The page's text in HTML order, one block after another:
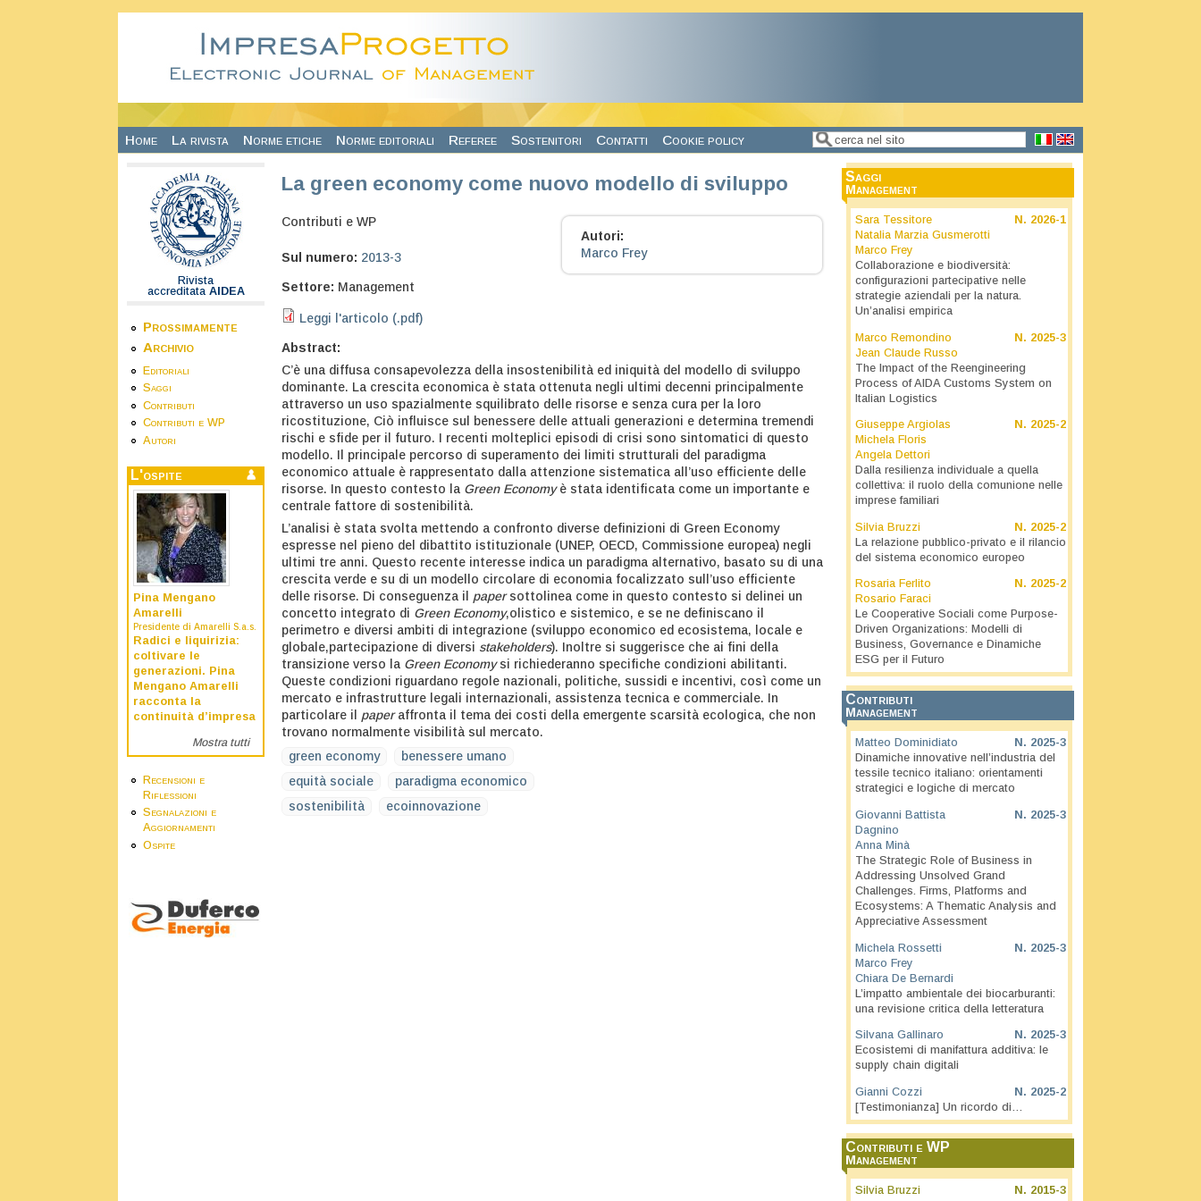
Home La rivista Norme etiche Norme editoriali Referee Sostenitori Contatti Cookie policy Form di ricerca
Cerca
Rivista
accreditata AIDEA
Prossimamente
Archivio
Editoriali
Saggi
Contributi
Contributi e WP
Autori
L'ospite
Pina Mengano
Amarelli
Presidente di Amarelli S.a.s.
Radici e liquirizia:
coltivare le
generazioni. Pina
Mengano Amarelli
racconta la
continuità d’impresa
Mostra tutti
Recensioni e
Riflessioni
Segnalazioni e
Aggiornamenti
Ospite
La green economy come nuovo modello di sviluppo
Contributi e WP
Sul numero: 2013-3
Settore: Management
Autori:
Marco Frey
Leggi l'articolo (.pdf)
Abstract:
C’è una diffusa consapevolezza della insostenibilità ed iniquità del modello di sviluppo
dominante. La crescita economica è stata ottenuta negli ultimi decenni principalmente
attraverso un uso spazialmente squilibrato delle risorse e senza cura per la loro
ricostituzione, Ciò influisce sul benessere delle attuali generazioni e determina tremendi
rischi e sfide per il futuro. I recenti molteplici episodi di crisi sono sintomatici di questo
modello. Il principale percorso di superamento dei limiti strutturali del paradigma
economico attuale è rappresentato dalla attenzione sistematica all’uso efficiente delle
risorse. In questo contesto la Green Economyè stata identificata come un importante e
centrale fattore di sostenibilità.
L’analisi è stata svolta mettendo a confronto diverse definizioni di Green Economy
espresse nel pieno del dibattito istituzionale (UNEP, OECD, Commissione europea) negli
ultimi tre anni. Questo recente interesse indica un paradigma alternativo, basato su di una
crescita verde e su di un modello circolare di economia focalizzato sull’uso efficiente
delle risorse. Di conseguenza il papersottolinea come in questo contesto si delinei un
concetto integrato di Green Economy,olistico e sistemico, e se ne definiscano il
perimetro e diversi ambiti di integrazione (sviluppo economico ed ecosistema, locale e
globale,partecipazione di diversi stakeholders). Inoltre si suggerisce che ai fini della
transizione verso la Green Economysi richiederanno specifiche condizioni abilitanti.
Queste condizioni riguardano regole nazionali, politiche, sussidi e incentivi, così come un
mercato e infrastrutture legali internazionali, assistenza tecnica e commerciale. In
particolare il paperaffronta il tema dei costi della emergente scarsità ecologica, che non
trovano normalmente visibilità sul mercato.
green economy
benessere umano
equità sociale
paradigma economico
sostenibilità
ecoinnovazione
Saggi
Management
N. 2026-1
Sara Tessitore
Natalia Marzia Gusmerotti
Marco Frey
Collaborazione e biodiversità:
configurazioni partecipative nelle
strategie aziendali per la natura.
Un’analisi empirica
N. 2025-3
Marco Remondino
Jean Claude Russo
The Impact of the Reengineering
Process of AIDA Customs System on
Italian Logistics
N. 2025-2
Giuseppe Argiolas
Michela Floris
Angela Dettori
Dalla resilienza individuale a quella
collettiva: il ruolo della comunione nelle
imprese familiari
N. 2025-2
Silvia Bruzzi
La relazione pubblico-privato e il rilancio
del sistema economico europeo
N. 2025-2
Rosaria Ferlito
Rosario Faraci
Le Cooperative Sociali come Purpose-
Driven Organizations: Modelli di
Business, Governance e Dinamiche
ESG per il Futuro
Contributi
Management
N. 2025-3
Matteo Dominidiato
Dinamiche innovative nell’industria del
tessile tecnico italiano: orientamenti
strategici e logiche di mercato
N. 2025-3
Giovanni Battista
Dagnino
Anna Minà
The Strategic Role of Business in
Addressing Unsolved Grand
Challenges. Firms, Platforms and
Ecosystems: A Thematic Analysis and
Appreciative Assessment
N. 2025-3
Michela Rossetti
Marco Frey
Chiara De Bernardi
L’impatto ambientale dei biocarburanti:
una revisione critica della letteratura
N. 2025-3
Silvana Gallinaro
Ecosistemi di manifattura additiva: le
supply chain digitali
N. 2025-2
Gianni Cozzi
[Testimonianza] Un ricordo di…
Contributi e WP
Management
N. 2015-3
Silvia Bruzzi